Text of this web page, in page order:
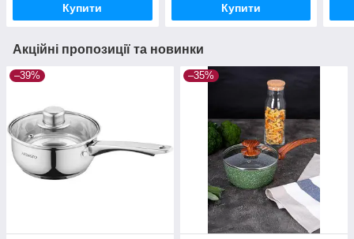
Купити Купити
Акційні пропозиції та новинки
–39% –35%